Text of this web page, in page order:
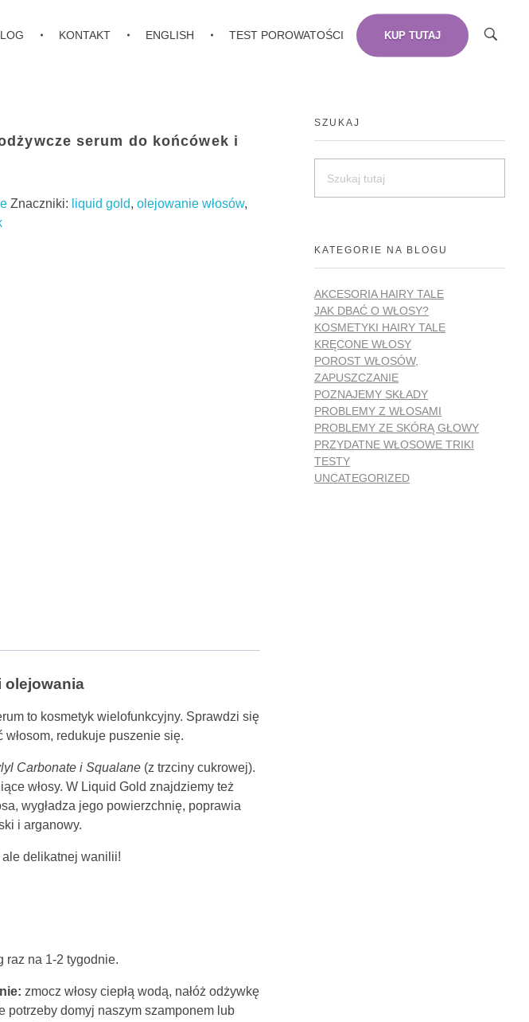
KUP TUTAJ
KONTAKT ENGLISH TEST POROWATOŚCI
serum do końcówek i
Znaczniki: liquid gold, olejowanie włosów,
olejowania
to kosmetyk wielofunkcyjny. Sprawdzi się
redukuje puszenie się.
Carbonate i Squalane (z trzciny cukrowej).
włosy. W Liquid Gold znajdziemy też
wygładza jego powierzchnię, poprawia
i arganowy.
ale delikatnej wanilii!
raz na 1-2 tygodnie.
zmocz włosy ciepłą wodą, nałóż odżywkę
potrzeby domyj naszym szamponem lub
SZUKAJ
KATEGORIE NA BLOGU
AKCESORIA HAIRY TALE
JAK DBAĆ O WŁOSY?
KOSMETYKI HAIRY TALE
KRĘCONE WŁOSY
POROST WŁOSÓW,
ZAPUSZCZANIE
POZNAJEMY SKŁADY
PROBLEMY Z WŁOSAMI
PROBLEMY ZE SKÓRĄ GŁOWY
PRZYDATNE WŁOSOWE TRIKI
TESTY
UNCATEGORIZED